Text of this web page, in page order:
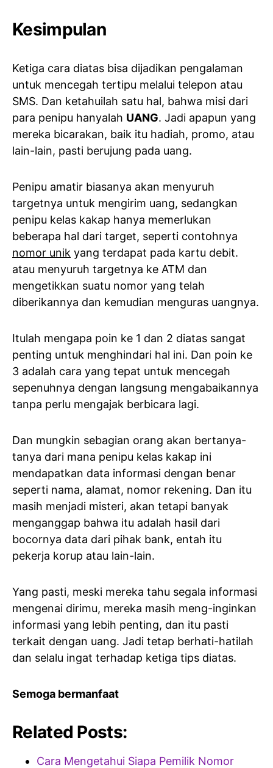
Kesimpulan
Ketiga cara diatas bisa dijadikan pengalaman
untuk mencegah tertipu melalui telepon atau
SMS. Dan ketahuilah satu hal, bahwa misi dari
para penipu hanyalah UANG. Jadi apapun yang
mereka bicarakan, baik itu hadiah, promo, atau
lain-lain, pasti berujung pada uang.
Penipu amatir biasanya akan menyuruh
targetnya untuk mengirim uang, sedangkan
penipu kelas kakap hanya memerlukan
beberapa hal dari target, seperti contohnya
nomor unik yang terdapat pada kartu debit.
atau menyuruh targetnya ke ATM dan
mengetikkan suatu nomor yang telah
diberikannya dan kemudian menguras uangnya.
Itulah mengapa poin ke 1 dan 2 diatas sangat
penting untuk menghindari hal ini. Dan poin ke
3 adalah cara yang tepat untuk mencegah
sepenuhnya dengan langsung mengabaikannya
tanpa perlu mengajak berbicara lagi.
Dan mungkin sebagian orang akan bertanya-
tanya dari mana penipu kelas kakap ini
mendapatkan data informasi dengan benar
seperti nama, alamat, nomor rekening. Dan itu
masih menjadi misteri, akan tetapi banyak
menganggap bahwa itu adalah hasil dari
bocornya data dari pihak bank, entah itu
pekerja korup atau lain-lain.
Yang pasti, meski mereka tahu segala informasi
mengenai dirimu, mereka masih meng-inginkan
informasi yang lebih penting, dan itu pasti
terkait dengan uang. Jadi tetap berhati-hatilah
dan selalu ingat terhadap ketiga tips diatas.
Semoga bermanfaat
Related Posts:
Cara Mengetahui Siapa Pemilik Nomor